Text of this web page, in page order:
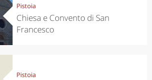
Pistoia
Chiesa e Convento di San
Francesco
Pistoia